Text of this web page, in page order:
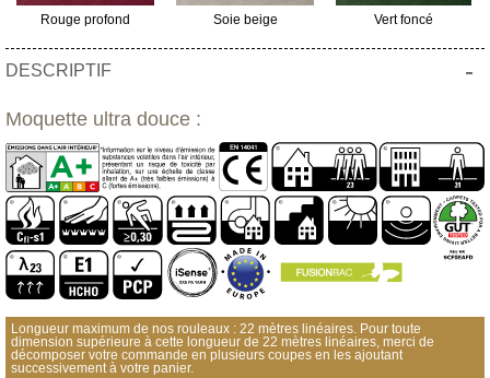
Rouge profond Soie beige Vert foncé
DESCRIPTIF -
Moquette ultra douce :
Longueur maximum de nos rouleaux : 22 mètres linéaires. Pour toute
dimension supérieure à cette longueur de 22 mètres linéaires, merci de
décomposer votre commande en plusieurs coupes en les ajoutant
successivement à votre panier.